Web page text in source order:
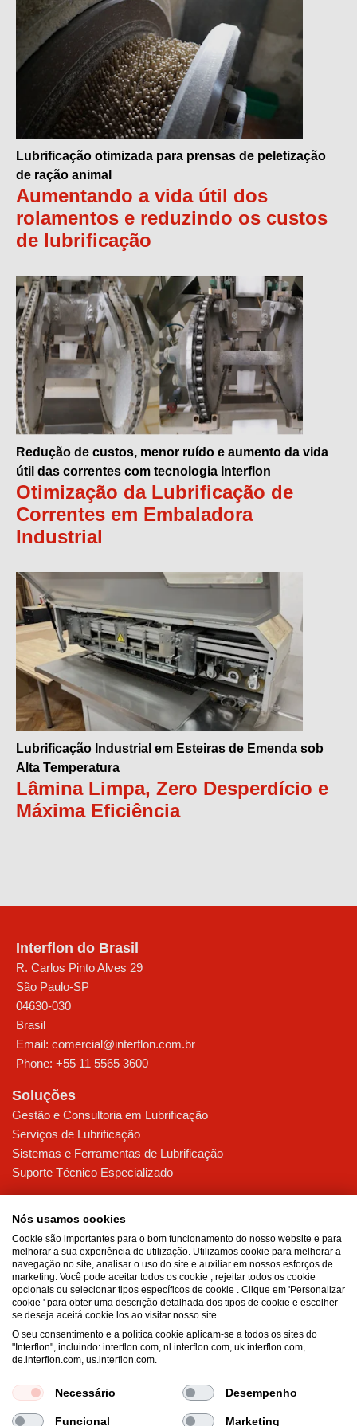
Lubrificação otimizada para prensas de peletização
de ração animal
Aumentando a vida útil dos
rolamentos e reduzindo os custos
de lubrificação
Redução de custos, menor ruído e aumento da vida
útil das correntes com tecnologia Interflon
Otimização da Lubrificação de
Correntes em Embaladora
Industrial
Lubrificação Industrial em Esteiras de Emenda sob
Alta Temperatura
Lâmina Limpa, Zero Desperdício e
Máxima Eficiência
Interflon do Brasil
R. Carlos Pinto Alves 29
São Paulo-SP
04630-030
Brasil
Email: comercial@interflon.com.br
Phone: +55 11 5565 3600
Soluções
Gestão e Consultoria em Lubrificação
Serviços de Lubrificação
Sistemas e Ferramentas de Lubrificação
Suporte Técnico Especializado
Alimentos
Siderurgia & Mineração
Bebidas
Papel & Celulose
Sobre a Interflon
Certificações e Soluções Sustentáveis
Soluções Inovadoras de Lubrificação
Nós usamos cookies
Cookie são importantes para o bom funcionamento do nosso website e para
melhorar a sua experiência de utilização. Utilizamos cookie para melhorar a
navegação no site, analisar o uso do site e auxiliar em nossos esforços de
marketing. Você pode aceitar todos os cookie , rejeitar todos os cookie
opcionais ou selecionar tipos específicos de cookie . Clique em 'Personalizar
cookie ' para obter uma descrição detalhada dos tipos de cookie e escolher
se deseja aceitá cookie los ao visitar nosso site.
O seu consentimento e a política cookie aplicam-se a todos os sites do
"Interflon", incluindo: interflon.com, nl.interflon.com, uk.interflon.com,
de.interflon.com, us.interflon.com.
Necessário Desempenho
Funcional Marketing